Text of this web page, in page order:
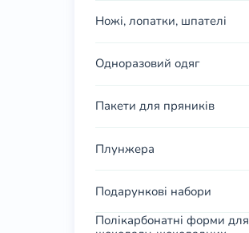
Ножі, лопатки, шпателі
Одноразовий одяг
Пакети для пряників
Плунжера
Подарункові набори
Полікарбонатні форми для